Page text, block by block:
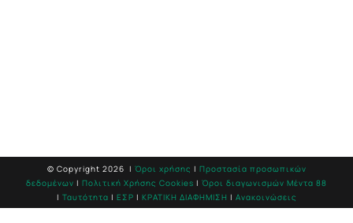
© Copyright 2026 | Όροι χρήσης | Προστασία προσωπικών
δεδομένων | Πολιτική Χρήσης Cookies | Όροι διαγωνισμών Mέντα 88
| Ταυτότητα | ΕΣΡ | ΚΡΑΤΙΚΗ ΔΙΑΦΗΜΙΣΗ | Ανακοινώσεις